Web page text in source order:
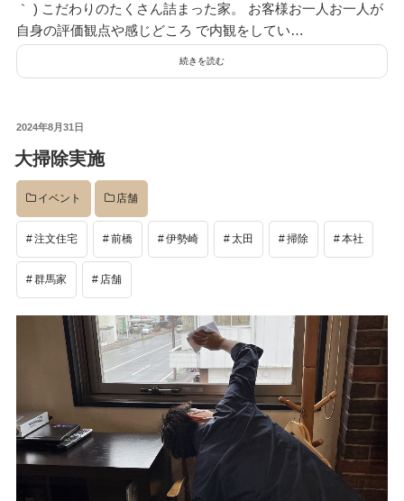
｀ ) こだわりのたくさん詰まった家。 お客様お一人お一人が
自身の評価観点や感じどころ で内観をしてい…
続きを読む
投
日:
2024年8月31日
大掃除実施
イベント 店舗
注文住宅 前橋 伊勢崎 太田 掃除 本社
群馬家 店舗